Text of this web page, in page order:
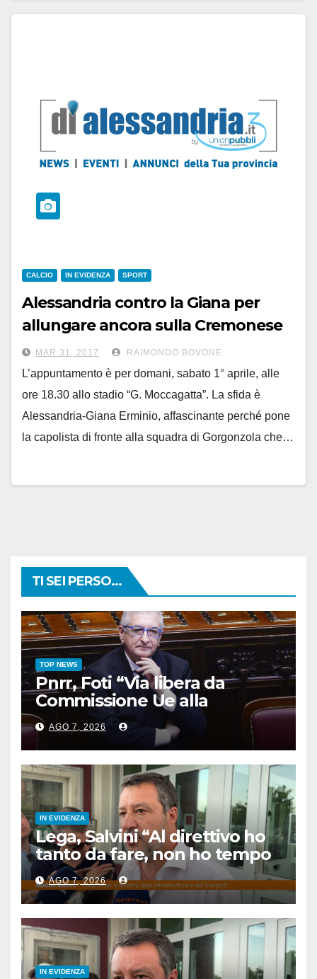
CALCIO IN EVIDENZA SPORT
Alessandria contro la Giana per
allungare ancora sulla Cremonese
MAR 31, 2017 RAIMONDO BOVONE
L’appuntamento è per domani, sabato 1° aprile, alle
ore 18.30 allo stadio “G. Moccagatta”. La sfida è
Alessandria-Giana Erminio, affascinante perché pone
la capolista di fronte alla squadra di Gorgonzola che…
TI SEI PERSO...
TOP NEWS
Pnrr, Foti “Via libera da
Commissione Ue alla
proposta di revisione
dell’Italia”
AGO 7, 2026
IN EVIDENZA
Lega, Salvini “Al direttivo ho
tanto da fare, non ho tempo
per litigare”
AGO 7, 2026
IN EVIDENZA